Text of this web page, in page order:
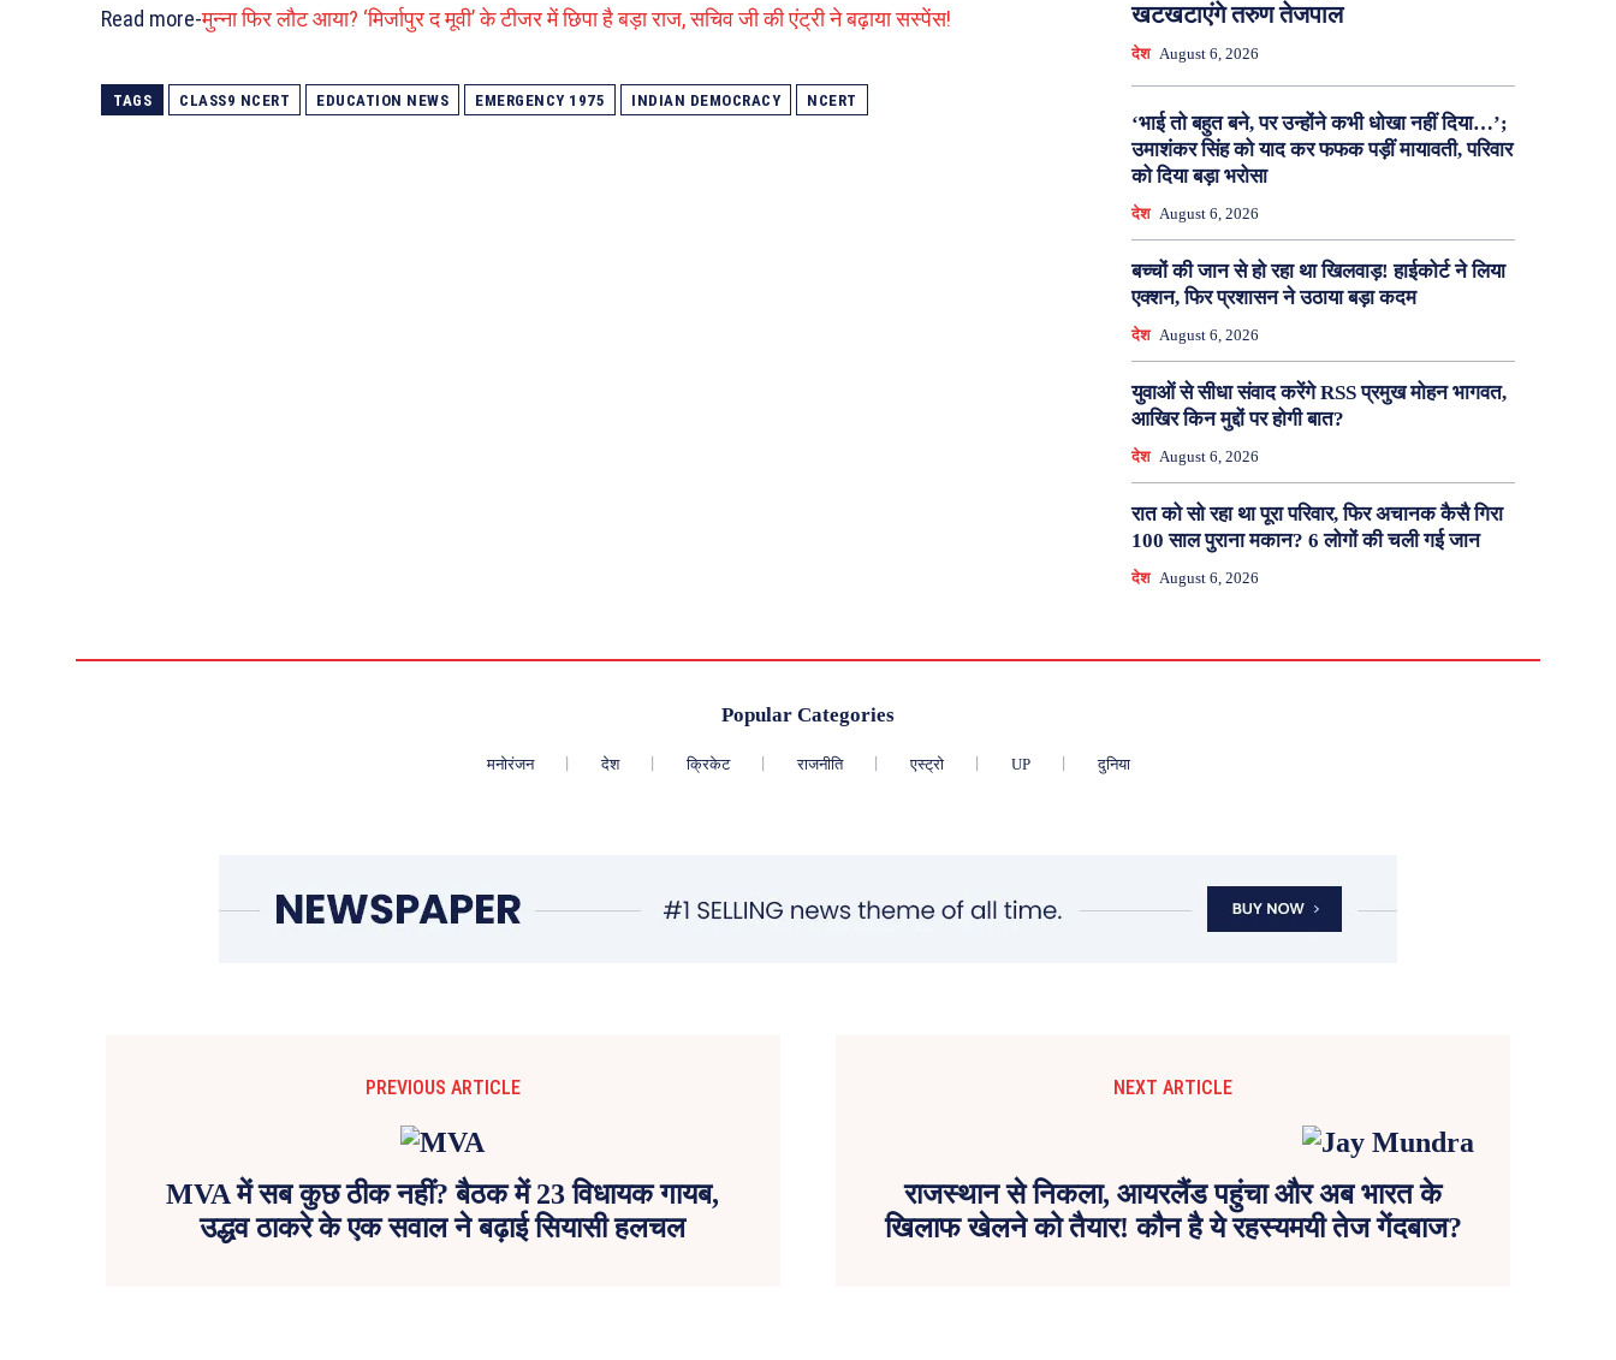
Read more-मुन्ना फिर लौट आया? ‘मिर्जापुर द मूवी’ के टीजर में छिपा है बड़ा राज, सचिव जी की एंट्री ने बढ़ाया सस्पेंस!
TAGS CLASS9 NCERT EDUCATION NEWS EMERGENCY 1975 INDIAN DEMOCRACY NCERT
खटखटाएंगे तरुण तेजपाल
देश August 6, 2026
‘भाई तो बहुत बने, पर उन्होंने कभी धोखा नहीं दिया…’;
उमाशंकर सिंह को याद कर फफक पड़ीं मायावती, परिवार
को दिया बड़ा भरोसा
देश August 6, 2026
बच्चों की जान से हो रहा था खिलवाड़! हाईकोर्ट ने लिया
एक्शन, फिर प्रशासन ने उठाया बड़ा कदम
देश August 6, 2026
युवाओं से सीधा संवाद करेंगे RSS प्रमुख मोहन भागवत,
आखिर किन मुद्दों पर होगी बात?
देश August 6, 2026
रात को सो रहा था पूरा परिवार, फिर अचानक कैसै गिरा
100 साल पुराना मकान? 6 लोगों की चली गई जान
देश August 6, 2026
Popular Categories
मनोरंजन देश क्रिकेट राजनीति एस्ट्रो UP दुनिया
PREVIOUS ARTICLE
MVA में सब कुछ ठीक नहीं? बैठक में 23 विधायक गायब,
उद्धव ठाकरे के एक सवाल ने बढ़ाई सियासी हलचल
NEXT ARTICLE
राजस्थान से निकला, आयरलैंड पहुंचा और अब भारत के
खिलाफ खेलने को तैयार! कौन है ये रहस्यमयी तेज गेंदबाज?